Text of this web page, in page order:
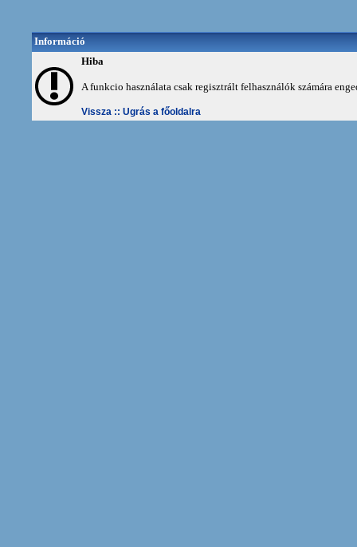
Információ
Hiba
A funkcio használata csak regisztrált felhasználók számára
Vissza :: Ugrás a főoldalra